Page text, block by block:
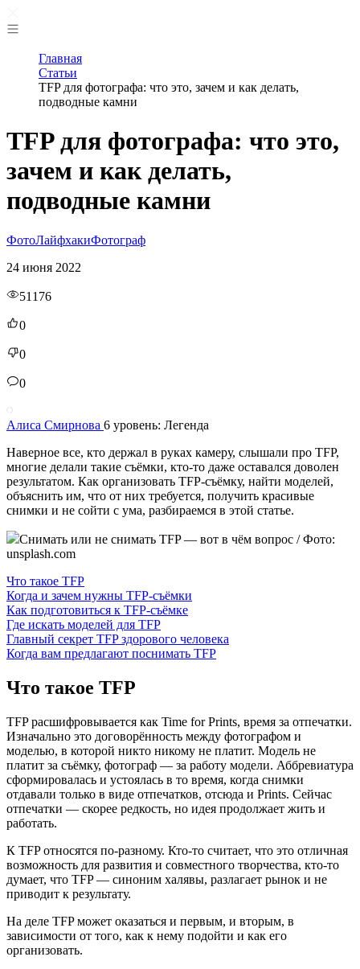
Главная
Статьи
TFP для фотографа: что это, зачем и как делать,
подводные камни
TFP для фотографа: что это,
зачем и как делать,
подводные камни
ФотоЛайфхакиФотограф
24 июня 2022
51176
0
0
0
Алиса Смирнова 6 уровень: Легенда
Наверное все, кто держал в руках камеру, слышали про TFP,
многие делали такие съёмки, кто-то даже оставался доволен
результатом. Как организовать TFP-съёмку, найти моделей,
объяснить им, что от них требуется, получить красивые
снимки и не сойти с ума, разбираемся в этой статье.
Снимать или не снимать TFP — вот в чём вопрос / Фото:
unsplash.com
Что такое TFP
Когда и зачем нужны TFP-съёмки
Как подготовиться к TFP-съёмке
Где искать моделей для TFP
Главный секрет TFP здорового человека
Когда вам предлагают поснимать TFP
Что такое TFP
TFP расшифровывается как Time for Prints, время за отпечатки.
Изначально это договорённость между фотографом и
моделью, в которой никто никому не платит. Модель не
платит за съёмку, фотограф — за работу модели. Аббревиатура
сформировалась и устоялась в то время, когда снимки
отдавали только в виде отпечатков, отсюда и Prints. Сейчас
отпечатки — скорее редкость, но идея продолжает жить и
работать.
К TFP относятся по-разному. Кто-то считает, что это отличная
возможность для развития и совместного творчества, кто-то
думает, что TFP — синоним халявы, разлагает рынок и не
приводит к результату.
На деле TFP может оказаться и первым, и вторым, в
зависимости от того, как к нему подойти и как его
организовать.